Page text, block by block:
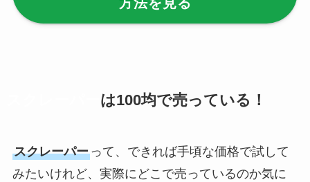
セリア等でハンディ
ファンカバーは買え
【100均】ダイソー/
方とおすすめも紹
介！
は100均で売っている！
スクレーパーって、できれば手頃な価格で試して
みたいけれど、実際にどこで売っているのか気に